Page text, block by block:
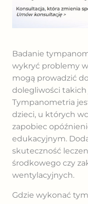
Badanie
wykryć problemy
mogą prowadzić
dolegliwości takich
Tympanometria
dzieci, u których
zapobiec
edukacyjnym.
skuteczność
środkowego czy
wentylacyjnych.
Gdzie wykonać